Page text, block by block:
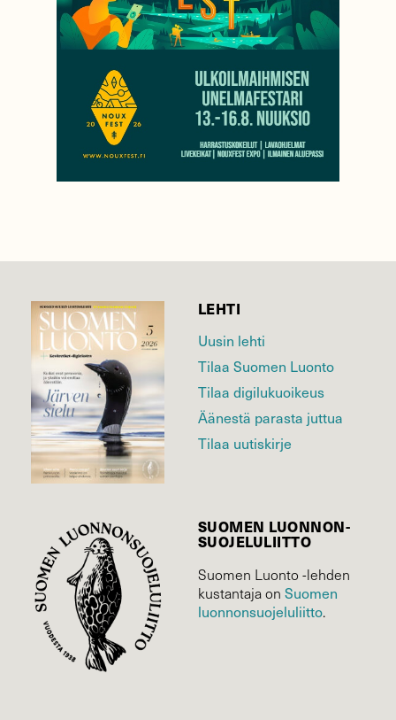
LEHTI
Uusin lehti
Tilaa Suomen Luonto
Tilaa digilukuoikeus
Äänestä parasta juttua
Tilaa uutiskirje
SUOMEN LUONNON­
SUOJELU­LIITTO
Suomen Luonto -lehden
kustantaja on Suomen
luonnonsuojelu­liitto.